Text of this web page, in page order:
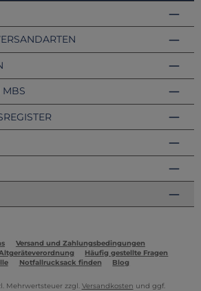
MBS
Versand und Zahlungsbedingungen
Häufig gestellte Fragen
Notfallrucksack finden Blog
Mehrwertsteuer zzgl. Versandkosten und ggf.